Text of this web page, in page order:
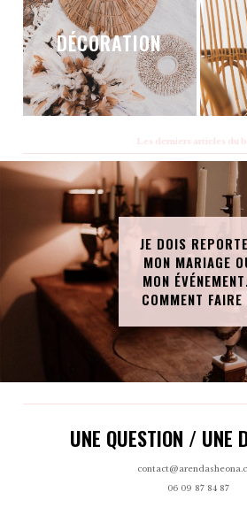
DÉCORATION
Les derniers articles du
JE DOIS
MON MARIAGE
MON
COMMENT
UNE QUESTION / UNE
06 09 87 84 87